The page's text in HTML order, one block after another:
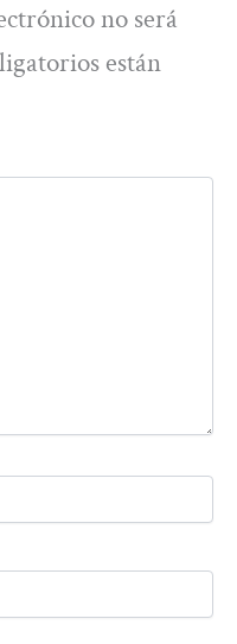
no será
están